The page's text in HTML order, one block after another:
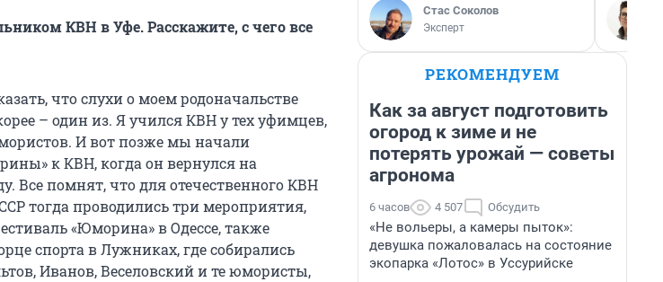
КВН в Уфе. Расскажите, с чего все
что слухи о моем родоначальстве
– один из. Я учился КВН у тех уфимцев,
И вот позже мы начали
к КВН, когда он вернулся на
Все помнят, что для отечественного КВН
тогда проводились три мероприятия,
«Юморина» в Одессе, также
спорта в Лужниках, где собирались
Иванов, Веселовский и те юмористы,
Стас Соколов
Эксперт
РЕКОМЕНДУЕМ
Как за август подготовить
огород к зиме и не
потерять урожай — советы
агронома
6 часов 4 507 Обсудить
«Не вольеры, а камеры пыток»:
девушка пожаловалась на состояние
экопарка «Лотос» в Уссурийске